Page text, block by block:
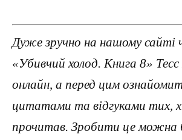
Дуже зручно на нашому сайті
«Убивчий холод. Книга 8» Тесс
онлайн, а перед цим
цитатами та відгуками тих,
прочитав. Зробити це можна